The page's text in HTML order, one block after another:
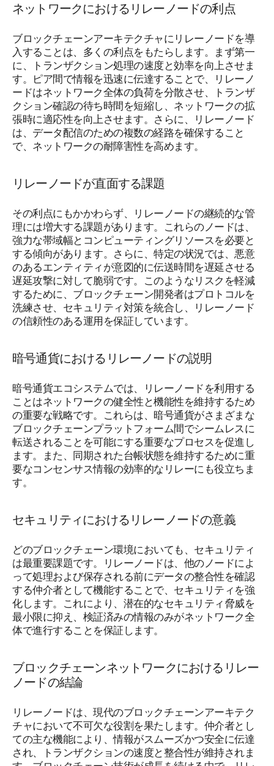
ネットワークにおけるリレーノードの利点
ブロックチェーンアーキテクチャにリレーノードを導
入することは、多くの利点をもたらします。まず第一
に、トランザクション処理の速度と効率を向上させま
す。ピア間で情報を迅速に伝達することで、リレーノ
ードはネットワーク全体の負荷を分散させ、トランザ
クション確認の待ち時間を短縮し、ネットワークの拡
張時に適応性を向上させます。さらに、リレーノード
は、データ配信のための複数の経路を確保すること
で、ネットワークの耐障害性を高めます。
リレーノードが直面する課題
その利点にもかかわらず、リレーノードの継続的な管
理には増大する課題があります。これらのノードは、
強力な帯域幅とコンピューティングリソースを必要と
する傾向があります。さらに、特定の状況では、悪意
のあるエンティティが意図的に伝送時間を遅延させる
遅延攻撃に対して脆弱です。このようなリスクを軽減
するために、ブロックチェーン開発者はプロトコルを
洗練させ、セキュリティ対策を統合し、リレーノード
の信頼性のある運用を保証しています。
暗号通貨におけるリレーノードの説明
暗号通貨エコシステムでは、リレーノードを利用する
ことはネットワークの健全性と機能性を維持するため
の重要な戦略です。これらは、暗号通貨がさまざまな
ブロックチェーンプラットフォーム間でシームレスに
転送されることを可能にする重要なプロセスを促進し
ます。また、同期された台帳状態を維持するために重
要なコンセンサス情報の効率的なリレーにも役立ちま
す。
セキュリティにおけるリレーノードの意義
どのブロックチェーン環境においても、セキュリティ
は最重要課題です。リレーノードは、他のノードによ
って処理および保存される前にデータの整合性を確認
する仲介者として機能することで、セキュリティを強
化します。これにより、潜在的なセキュリティ脅威を
最小限に抑え、検証済みの情報のみがネットワーク全
体で進行することを保証します。
ブロックチェーンネットワークにおけるリレー
ノードの結論
リレーノードは、現代のブロックチェーンアーキテク
チャにおいて不可欠な役割を果たします。仲介者とし
ての主な機能により、情報がスムーズかつ安全に伝達
され、トランザクションの速度と整合性が維持されま